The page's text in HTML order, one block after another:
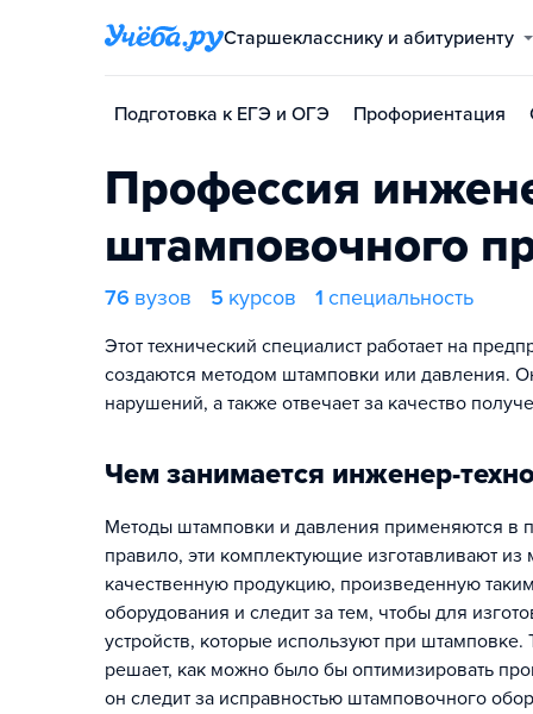
Старшекласснику и абитуриенту
Подготовка к ЕГЭ и ОГЭ Профориентация
Профессия
штамповочного
76 вузов 5 курсов 1 специальность
Этот технический специалист работает на
создаются методом штамповки или давления.
нарушений, а также отвечает за качество
Чем занимается инженер-
Методы штамповки и давления применяются в
правило, эти комплектующие изготавливают
качественную продукцию, произведенную
оборудования и следит за тем, чтобы для
устройств, которые используют при
решает, как можно было бы оптимизировать
он следит за исправностью штамповочного